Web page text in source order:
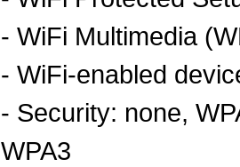
- WiFi Multimedia
- WiFi-enabled
- Security: none,
WPA3